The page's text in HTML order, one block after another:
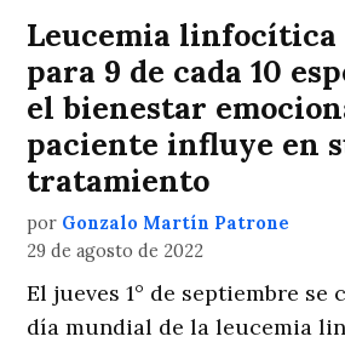
Leucemia linfocítica
para 9 de cada 10
el bienestar
paciente influye en
tratamiento
por Gonzalo Martín Patrone
29 de agosto de 2022
El jueves 1° de septiembre se
día mundial de la leucemia